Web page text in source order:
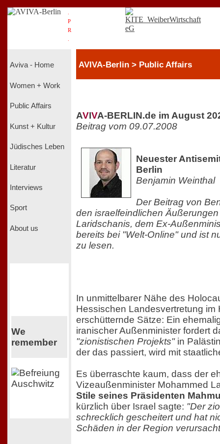
P
R
Aviva - Home
Women + Work
Public Affairs
Kunst + Kultur
Jüdisches Leben
Literatur
Interviews
Sport
About us
We
remember
AVIVA-Berlin > Public Affairs
AVIVA-BERLIN.de im August
Beitrag vom 09.07.2008
Neuester
Berlin
Benjamin Weinthal
Der Beitrag von
den israelfeindlichen
Laridschanis, dem Ex-
bereits bei "Welt-Online" und ist
zu lesen.
In unmittelbarer Nähe des
Hessischen Landesvertretung im
erschütternde Sätze: Ein
iranischer Außenminister fordert
"zionistischen Projekts"in
der das passiert, wird mit
Es überraschte kaum, dass der
Vizeaußenminister Mohammed
Stile seines Präsidenten
kürzlich über Israel sagte: "Der
schrecklich gescheitert und hat
Schäden in der Region